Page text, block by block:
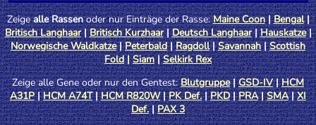
Zeigealle Rassenoder nur Einträge der Rasse:Maine Coon|Bengal|
Britisch Langhaar|Britisch Kurzhaar|Deutsch Langhaar|Hauskatze|
Norwegische Waldkatze|Peterbald|Ragdoll|Savannah|Scottish
Fold|Siam|Selkirk Rex
Zeige alle Gene oder nur den Gentest:Blutgruppe|GSD-IV|HCM
A31P|HCM A74T|HCM R820W|PK Def.|PKD|PRA|SMA|XI
Def.|PAX 3